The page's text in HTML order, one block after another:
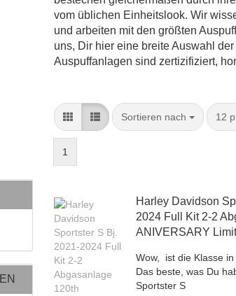
vom üblichen Einheitslook. Wir
und arbeiten mit den größten
uns, Dir hier eine breite Auswahl
Auspuffanlagen sind zertizifiziert,
Sortieren nach
Sortieren nach 12
pro
1
Harley Davidson
2024 Full Kit 2-2
ANIVERSARY
Wow, ist die Klasse in
Das beste, was Du
Sportster S